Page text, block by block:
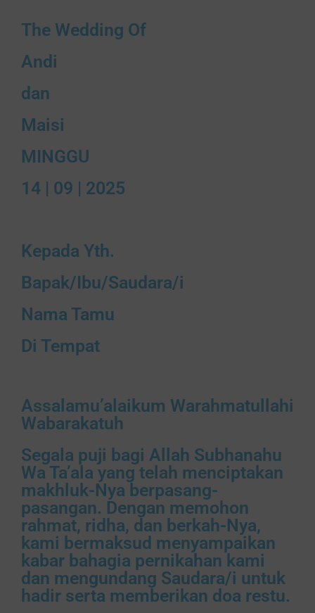
The Wedding Of
Andi
dan
Maisi
MINGGU
14 | 09 | 2025
Kepada Yth.
Bapak/Ibu/Saudara/i
Nama Tamu
Di Tempat
Assalamu’alaikum Warahmatullahi
Wabarakatuh
Segala puji bagi Allah Subhanahu
Wa Ta’ala yang telah menciptakan
makhluk-Nya berpasang-
pasangan. Dengan memohon
rahmat, ridha, dan berkah-Nya,
kami bermaksud menyampaikan
kabar bahagia pernikahan kami
dan mengundang Saudara/i untuk
hadir serta memberikan doa restu.